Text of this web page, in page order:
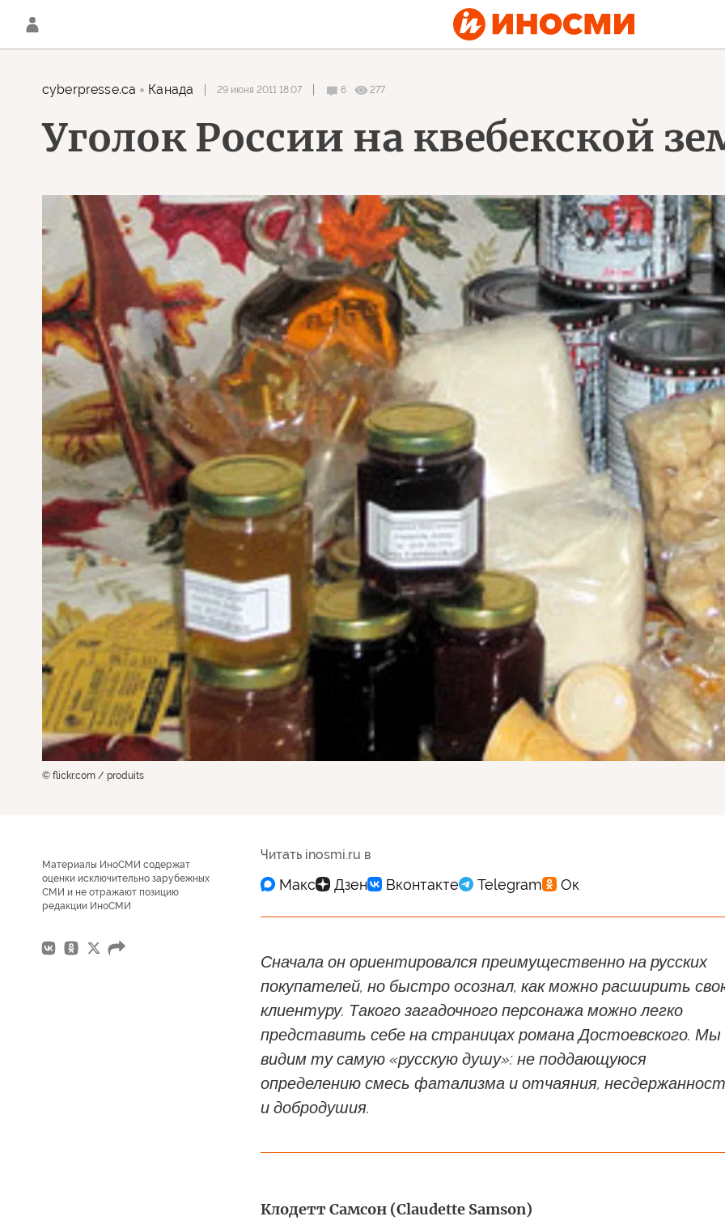
cyberpresse.ca Канада 29 июня 2011 18:07 6 277
Уголок России на квебекской
© flickr.com / produits
Материалы ИноСМИ содержат
оценки исключительно зарубежных
СМИ и не отражают позицию
редакции ИноСМИ
Читать inosmi.ru в
Сначала он ориентировался преимущественно на русских
покупателей, но быстро осознал, как можно расширить
клиентуру. Такого загадочного персонажа можно легко
представить себе на страницах романа Достоевского. Мы
видим ту самую «русскую душу»: не поддающуюся
определению смесь фатализма и отчаяния,
и добродушия.
Клодетт Самсон (Claudette Samson)